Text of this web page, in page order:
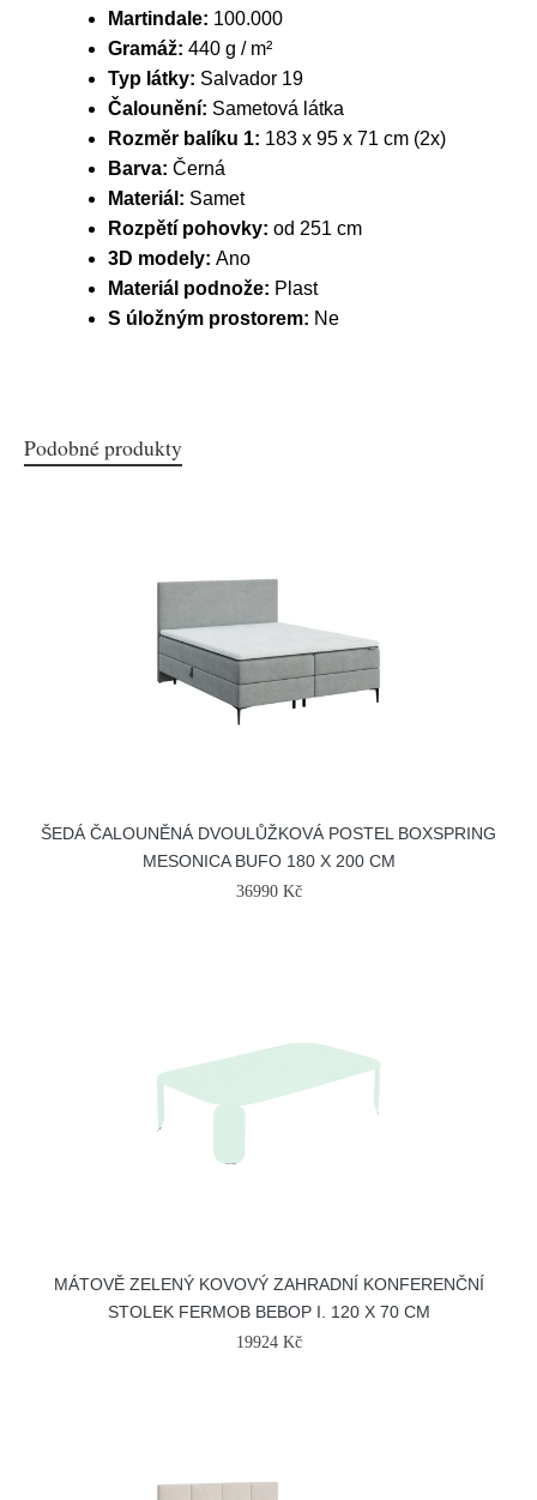
Martindale: 100.000
Gramáž: 440 g / m²
Typ látky: Salvador 19
Čalounění: Sametová látka
Rozměr balíku 1: 183 x 95 x 71 cm (2x)
Barva: Černá
Materiál: Samet
Rozpětí pohovky: od 251 cm
3D modely: Ano
Materiál podnože: Plast
S úložným prostorem: Ne
Podobné produkty
ŠEDÁ ČALOUNĚNÁ DVOULŮŽKOVÁ POSTEL BOXSPRING
MESONICA BUFO 180 X 200 CM
36990 Kč
MÁTOVĚ ZELENÝ KOVOVÝ ZAHRADNÍ KONFERENČNÍ
STOLEK FERMOB BEBOP I. 120 X 70 CM
19924 Kč